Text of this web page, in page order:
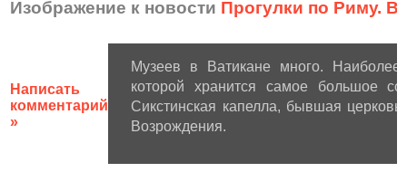
Изображение к новости Прогулки по Риму.
Написать
комментарий
»
Музеев в Ватикане много. Наиболее
которой хранится самое большое
Сикстинская капелла, бывшая
Возрождения.